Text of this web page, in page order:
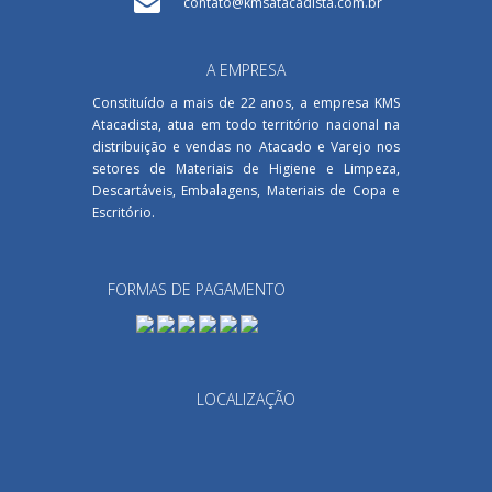
A EMPRESA
Constituído a mais de 22 anos, a empresa KMS
Atacadista, atua em todo território nacional na
distribuição e vendas no Atacado e Varejo nos
setores de Materiais de Higiene e Limpeza,
Descartáveis, Embalagens, Materiais de Copa e
Escritório.
FORMAS DE PAGAMENTO
LOCALIZAÇÃO